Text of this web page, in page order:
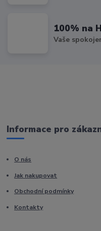
100% na
Vaše
Informace pro
O nás
Jak nakupovat
Obchodní podmínky
Kontakty